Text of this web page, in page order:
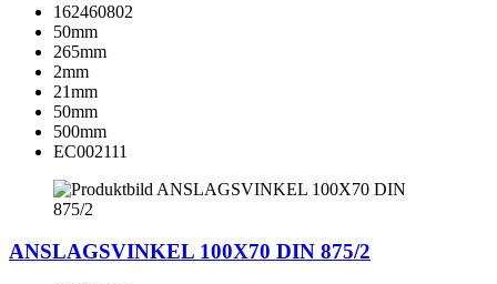
162460802
50mm
265mm
2mm
21mm
50mm
500mm
EC002111
ANSLAGSVINKEL 100X70 DIN 875/2